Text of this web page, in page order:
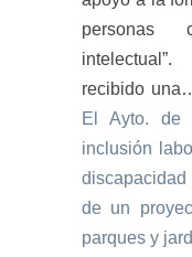
personas
recibido
El Ayto. de
inclusión
de un
parques y